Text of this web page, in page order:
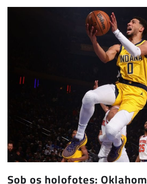
Sob os holofotes: